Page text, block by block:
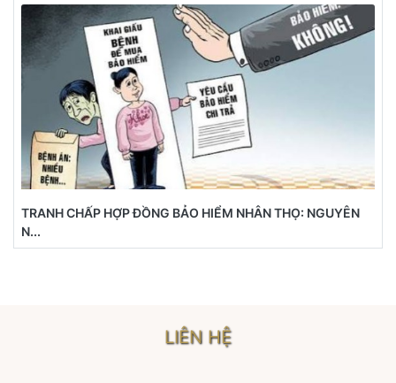
TRANH CHẤP HỢP ĐỒNG BẢO HIỂM NHÂN THỌ: NGUYÊN
N...
LIÊN HỆ